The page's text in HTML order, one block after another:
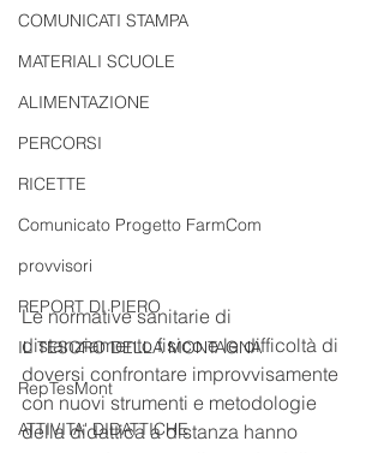
COMUNICATI STAMPA
MATERIALI SCUOLE
ALIMENTAZIONE
PERCORSI
RICETTE
Comunicato Progetto FarmCom
provvisori
REPORT DI PIERO
IL TESORO DELLA MONTAGNA
RepTesMont
ATTIVITA' DIDATTICHE
Le normative sanitarie di
distanziamento fisico e le difficoltà di
doversi confrontare improvvisamente
con nuovi strumenti e metodologie
della didattica a distanza hanno